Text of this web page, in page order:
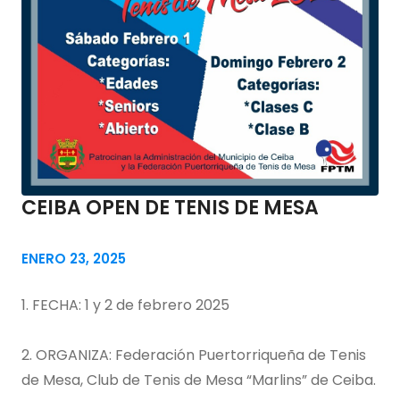
CEIBA OPEN DE TENIS DE MESA
ENERO 23, 2025
1. FECHA: 1 y 2 de febrero 2025
2. ORGANIZA: Federación Puertorriqueña de Tenis
de Mesa, Club de Tenis de Mesa “Marlins” de Ceiba.